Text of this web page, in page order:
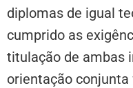
diplomas de igual
cumprido as
titulação de ambas
orientação